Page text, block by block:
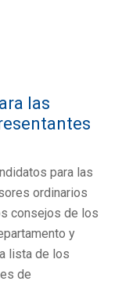
las
para las
ordinarios
consejos de los
y
lista de los
de